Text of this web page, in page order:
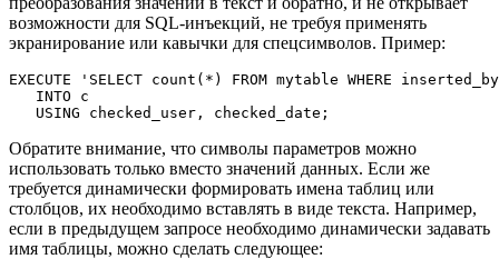
возможности для SQL-инъекций, не требуя применять
экранирование или кавычки для спецсимволов. Пример:
EXECUTE 'SELECT count(*) FROM mytable WHERE
   INTO c
   USING checked_user, checked_date;
Обратите внимание, что символы параметров можно
использовать только вместо значений данных. Если же
требуется динамически формировать имена таблиц или
столбцов, их необходимо вставлять в виде текста. Например,
если в предыдущем запросе необходимо динамически задавать
имя таблицы, можно сделать следующее: